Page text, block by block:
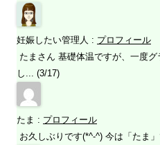
妊娠したい管理人 : プロフィール
たまさん 基礎体温ですが、一度
し... (3/17)
たま : プロフィール
お久しぶりです(*^-^) 今は「たま